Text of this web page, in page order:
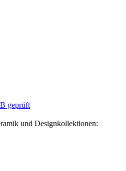
und Designkollektionen: